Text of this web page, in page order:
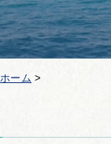
ホーム >